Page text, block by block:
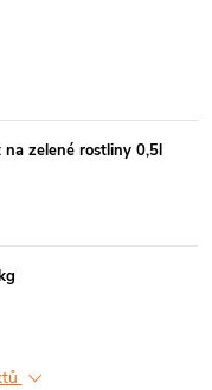
na zelené rostliny 0,5l